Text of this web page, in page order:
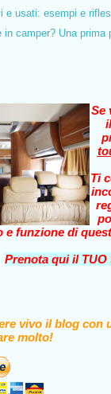
e usati: esempi e
camper? Una prima
Se
Ti
e funzione di
Prenota qui il TUO
vivo il blog con
molto!